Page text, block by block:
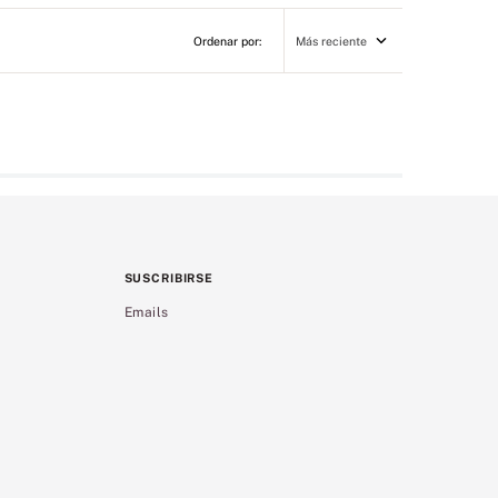
Más reciente
SUSCRIBIRSE
Emails